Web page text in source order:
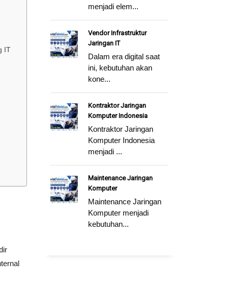
IT
menjadi elem...
Vendor Infrastruktur
Jaringan IT
Dalam era digital saat
ini, kebutuhan akan
kone...
Kontraktor Jaringan
Komputer Indonesia
Kontraktor Jaringan
Komputer Indonesia
menjadi ...
Maintenance Jaringan
Komputer
Maintenance Jaringan
Komputer menjadi
kebutuhan...